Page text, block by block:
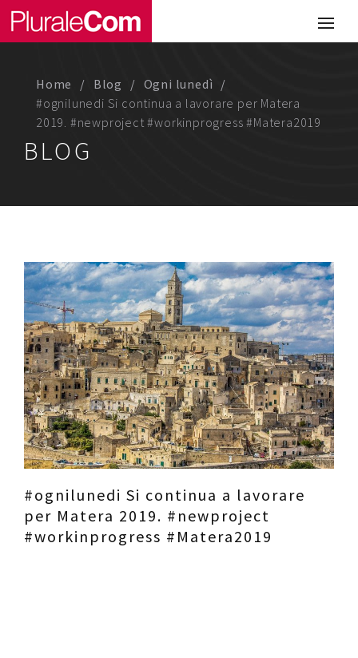
Portfolio
Comunicazione
Studio
Lavora con noi
Magazine
Contatti
Raffaele Gerardi
Home Blog
Ogni lunedì
#ognilunedi Si continua a lavorare per Matera
2019. #newproject #workinprogress #Matera2019
BLOG
#ognilunedi Si continua a lavorare
per Matera 2019. #newproject
#workinprogress #Matera2019